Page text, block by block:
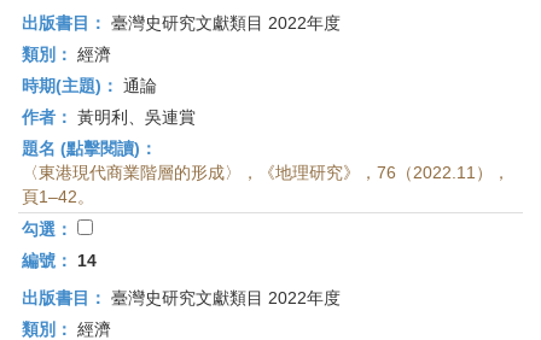
出版書目： 臺灣史研究文獻類目 2022年度
類別： 經濟
時期(主題)： 通論
作者： 黃明利、吳連賞
題名 (點擊閱讀)：
〈東港現代商業階層的形成〉，《地理研究》，76（2022.11），
頁1–42。
勾選：
編號：
14
出版書目： 臺灣史研究文獻類目 2022年度
類別： 經濟